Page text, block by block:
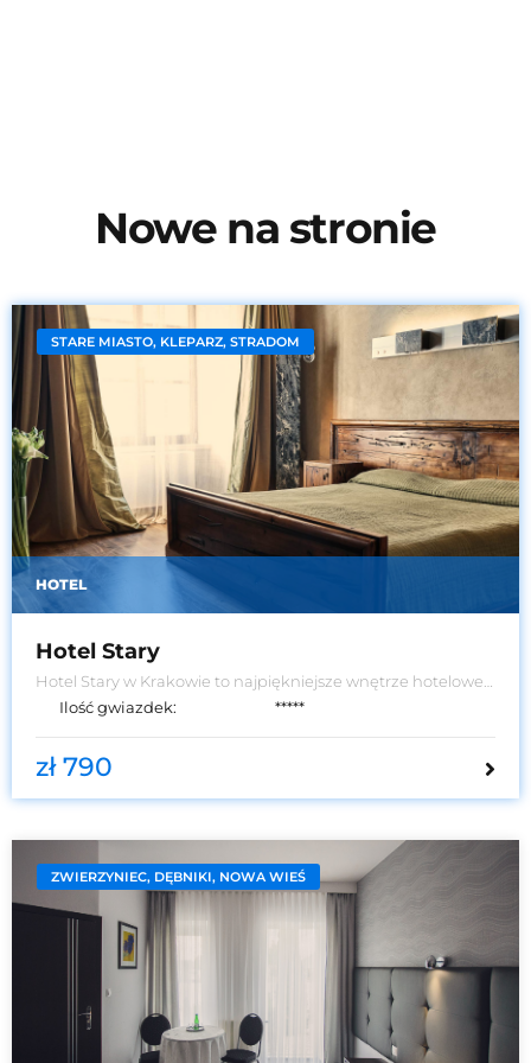
Nowe na stronie
STARE MIASTO, KLEPARZ, STRADOM
HOTEL
Hotel Stary
Hotel Stary w Krakowie to najpiękniejsze wnętrze hotelowe
w Europie.
Ilość gwiazdek: *****
zł 790
ZWIERZYNIEC, DĘBNIKI, NOWA WIEŚ